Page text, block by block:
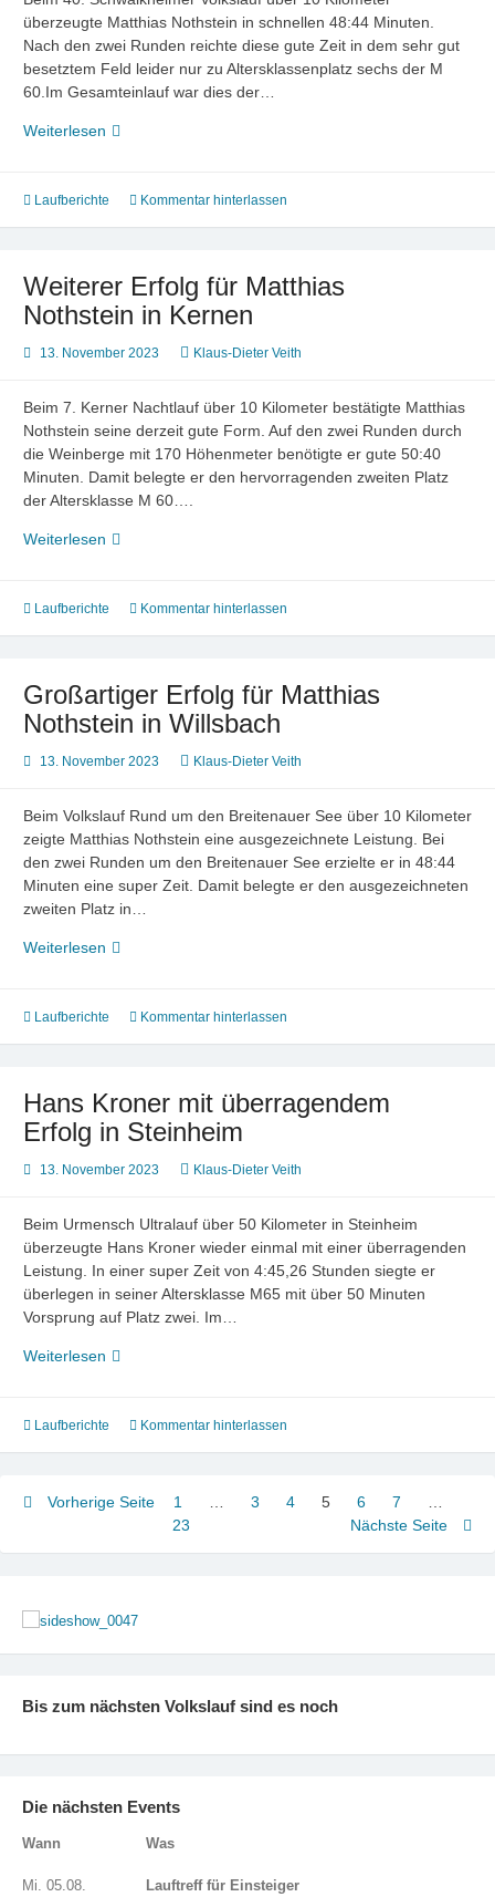
überzeugte Matthias Nothstein in schnellen 48:44 Minuten.
Nach den zwei Runden reichte diese gute Zeit in dem sehr gut
besetztem Feld leider nur zu Altersklassenplatz sechs der M
60.Im Gesamteinlauf war dies der…
Weiterlesen Schnelle
Matthias
Laufberichte Kommentar hinterlassen
Weiterer Erfolg für Matthias
Nothstein in Kernen
13. November 2023 Klaus-Dieter Veith
Beim 7. Kerner Nachtlauf über 10 Kilometer bestätigte Matthias
Nothstein seine derzeit gute Form. Auf den zwei Runden durch
die Weinberge mit 170 Höhenmeter benötigte er gute 50:40
Minuten. Damit belegte er den hervorragenden zweiten Platz
der Altersklasse M 60….
Weiterlesen Weiterer
Matthias
Laufberichte Kommentar hinterlassen
Großartiger Erfolg für Matthias
Nothstein in Willsbach
13. November 2023 Klaus-Dieter Veith
Beim Volkslauf Rund um den Breitenauer See über 10 Kilometer
zeigte Matthias Nothstein eine ausgezeichnete Leistung. Bei
den zwei Runden um den Breitenauer See erzielte er in 48:44
Minuten eine super Zeit. Damit belegte er den ausgezeichneten
zweiten Platz in…
Weiterlesen Großartiger
Matthias
Laufberichte Kommentar hinterlassen
Hans Kroner mit überragendem
Erfolg in Steinheim
13. November 2023 Klaus-Dieter Veith
Beim Urmensch Ultralauf über 50 Kilometer in Steinheim
überzeugte Hans Kroner wieder einmal mit einer überragenden
Leistung. In einer super Zeit von 4:45,26 Stunden siegte er
überlegen in seiner Altersklasse M65 mit über 50 Minuten
Vorsprung auf Platz zwei. Im…
Weiterlesen Hans
überragendem
Steinheim
Laufberichte Kommentar hinterlassen
Seitennummerierung
der
Vorherige Seite 1 Seite
3 Seite
4 Seite
5 Seite
6 7
23
Nächste Seite
Bis zum nächsten Volkslauf sind es noch
Die nächsten Events
Wann Was
Mi. 05.08.
Lauftreff für Einsteiger